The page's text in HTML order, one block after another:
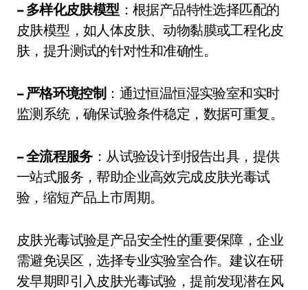
– 多样化皮肤模型 ：根据产品特性选择匹配的
皮肤模型，如人体皮肤、动物黏膜或工程化皮
肤，提升测试的针对性和准确性。
– 严格环境控制 ：通过恒温恒湿实验室和实时
监测系统，确保试验条件稳定，数据可重复。
– 全流程服务：从试验设计到报告出具，提供
一站式服务，帮助企业高效完成皮肤光毒试
验，缩短产品上市周期。
皮肤光毒试验是产品安全性的重要保障，企业
需避免误区，选择专业实验室合作。建议在研
发早期即引入皮肤光毒试验，提前发现潜在风